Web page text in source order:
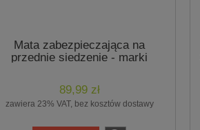
Mata zabezpieczająca na
przednie siedzenie - marki
89,99 zł
zawiera 23% VAT, bez kosztów dostawy